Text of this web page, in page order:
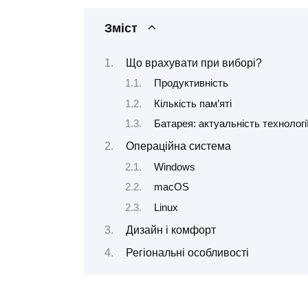
Зміст
Що врахувати при виборі?
Продуктивність
Кількість пам’яті
Батарея: актуальність
Операційна система
Windows
macOS
Linux
Дизайн і комфорт
Регіональні особливості